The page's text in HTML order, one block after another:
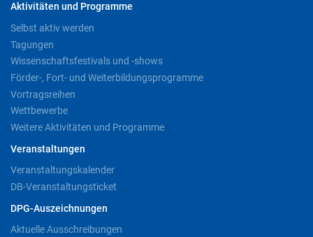
Aktivitäten und Programme
Selbst aktiv werden
Tagungen
Wissenschaftsfestivals und -shows
Förder-, Fort- und Weiterbildungsprogramme
Vortragsreihen
Wettbewerbe
Weitere Aktivitäten und Programme
Veranstaltungen
Veranstaltungskalender
DB-Veranstaltungsticket
DPG-Auszeichnungen
Aktuelle Ausschreibungen